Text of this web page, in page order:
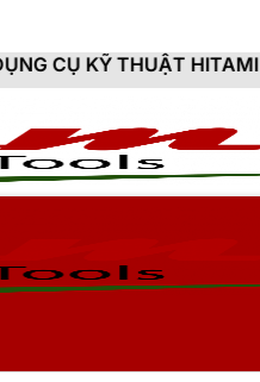
HITAMI - CUNG CẤP